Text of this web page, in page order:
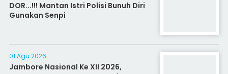
DOR...!!! Mantan Istri Polisi Bunuh Diri
Gunakan Senpi
01 Agu 2026
Jambore Nasional Ke XII 2026,